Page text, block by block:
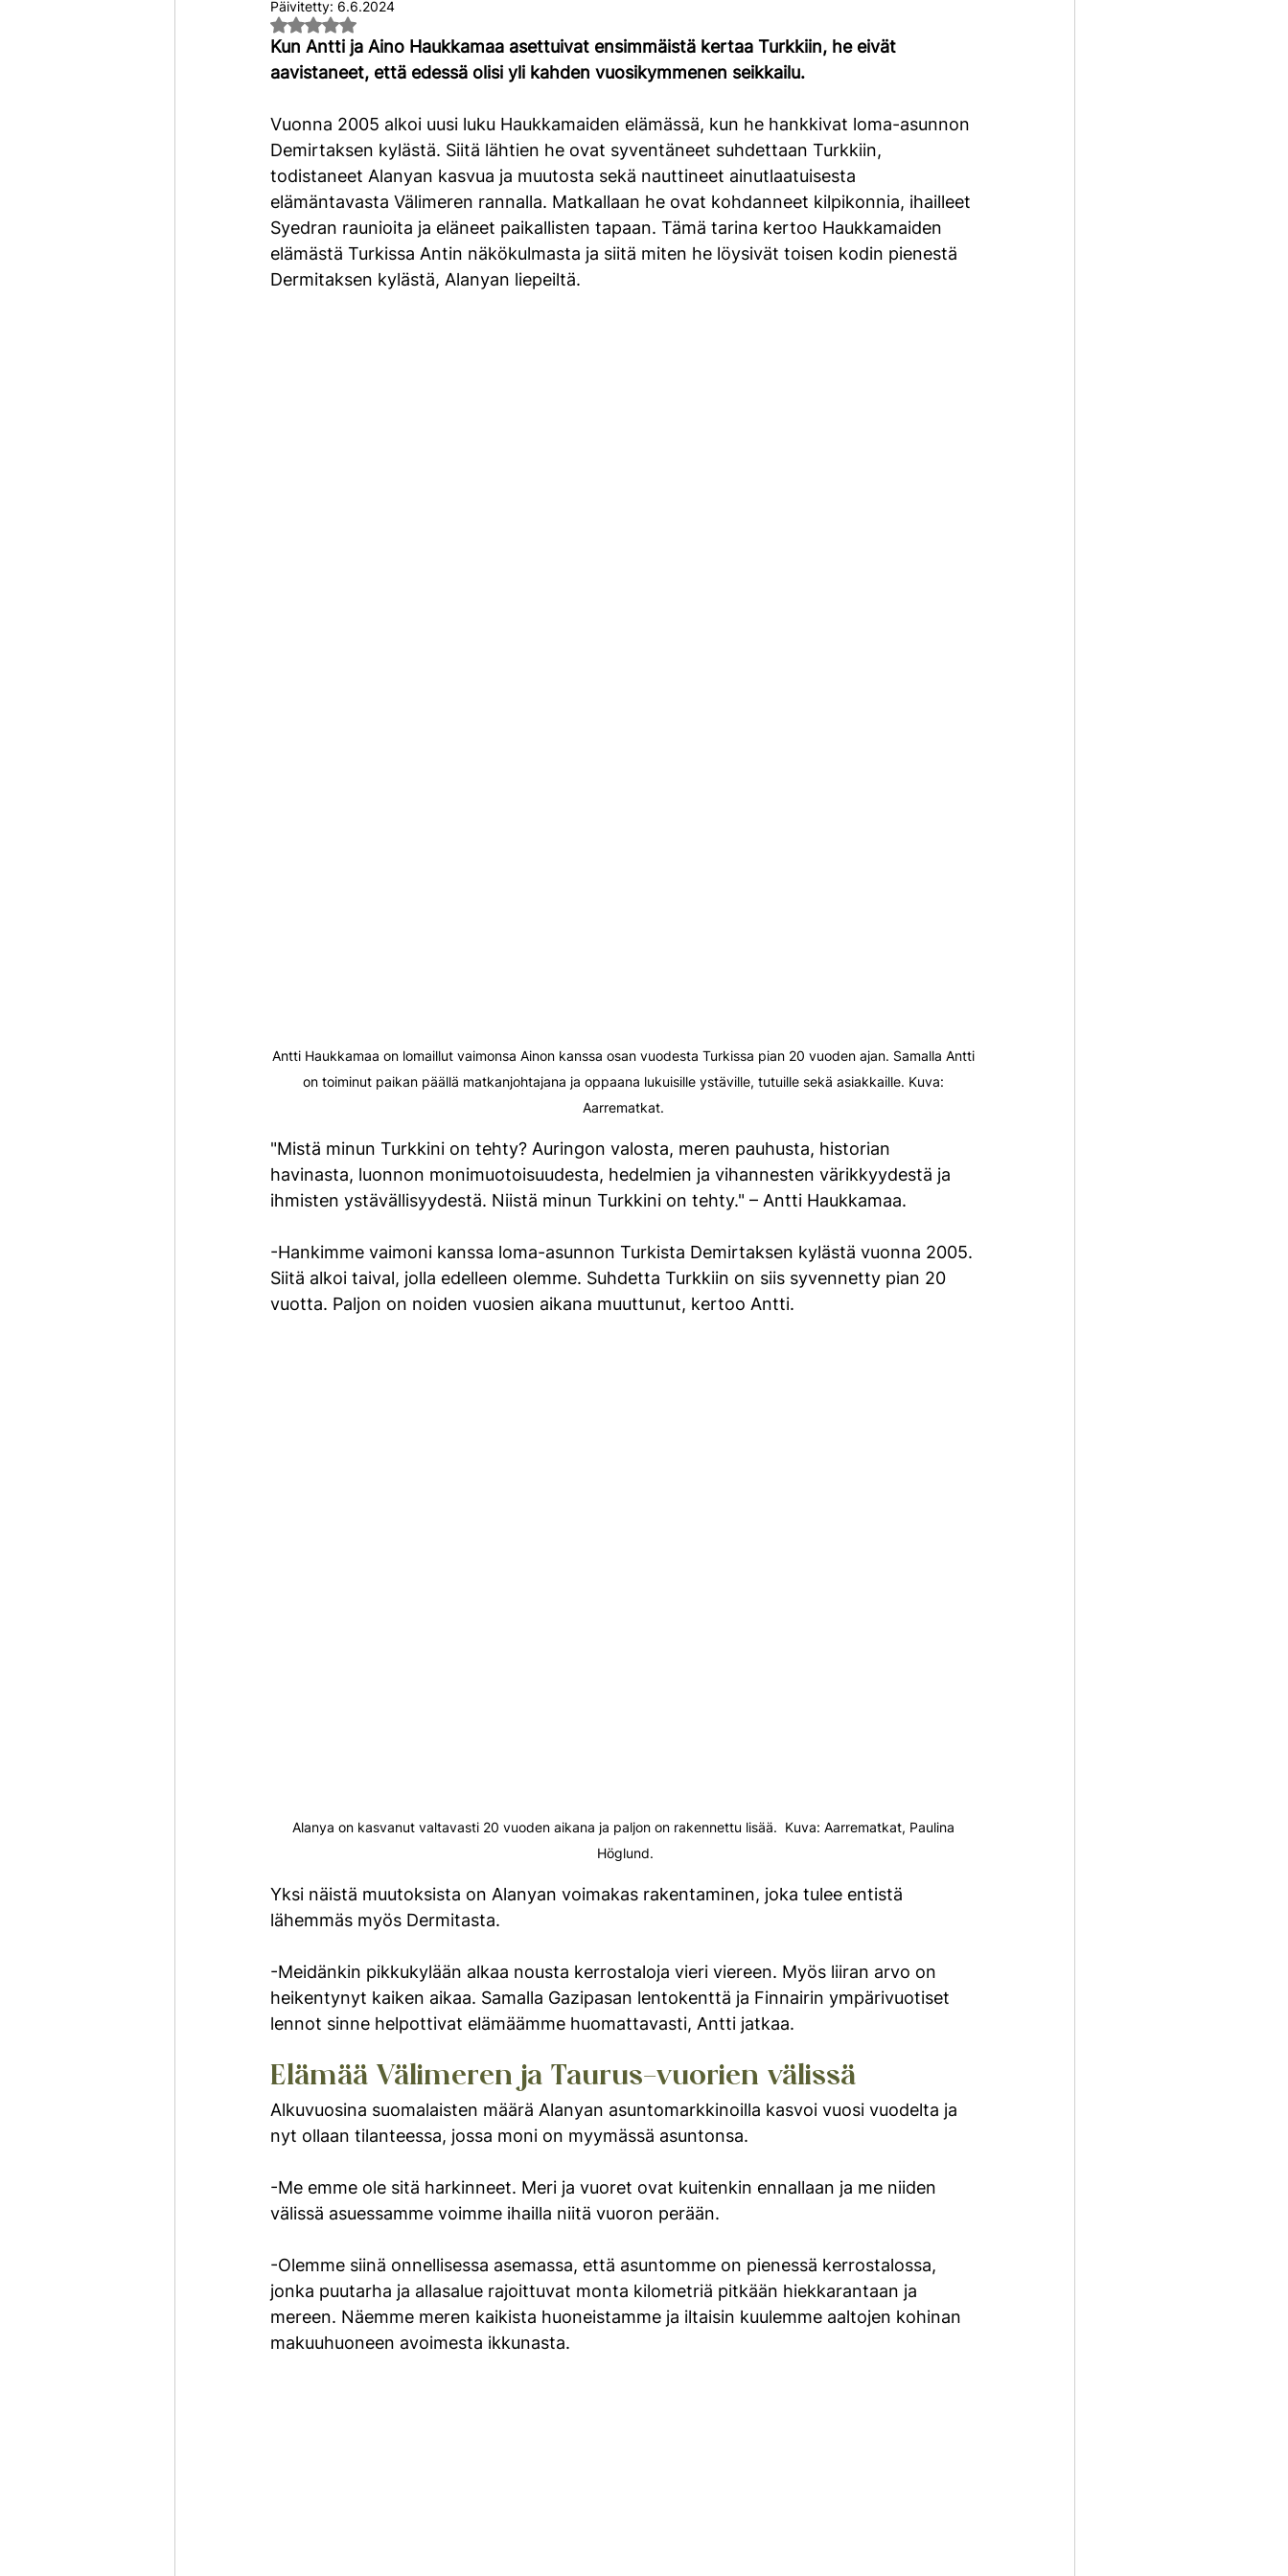
Päivitetty: 6.6.2024
Arvostelun tähtimäärä: epäluku/5
Kun Antti ja Aino Haukkamaa asettuivat ensimmäistä kertaa Turkkiin, he eivät
aavistaneet, että edessä olisi yli kahden vuosikymmenen seikkailu.
Vuonna 2005 alkoi uusi luku Haukkamaiden elämässä, kun he hankkivat loma-asunnon
Demirtaksen kylästä. Siitä lähtien he ovat syventäneet suhdettaan Turkkiin,
todistaneet Alanyan kasvua ja muutosta sekä nauttineet ainutlaatuisesta
elämäntavasta Välimeren rannalla. Matkallaan he ovat kohdanneet kilpikonnia, ihailleet
Syedran raunioita ja eläneet paikallisten tapaan. Tämä tarina kertoo Haukkamaiden
elämästä Turkissa Antin näkökulmasta ja siitä miten he löysivät toisen kodin pienestä
Dermitaksen kylästä, Alanyan liepeiltä.
Antti Haukkamaa on lomaillut vaimonsa Ainon kanssa osan vuodesta Turkissa pian 20 vuoden ajan. Samalla Antti
on toiminut paikan päällä matkanjohtajana ja oppaana lukuisille ystäville, tutuille sekä asiakkaille. Kuva:
Aarrematkat.
"Mistä minun Turkkini on tehty? Auringon valosta, meren pauhusta, historian
havinasta, luonnon monimuotoisuudesta, hedelmien ja vihannesten värikkyydestä ja
ihmisten ystävällisyydestä. Niistä minun Turkkini on tehty." – Antti Haukkamaa.
-Hankimme vaimoni kanssa loma-asunnon Turkista Demirtaksen kylästä vuonna 2005.
Siitä alkoi taival, jolla edelleen olemme. Suhdetta Turkkiin on siis syvennetty pian 20
vuotta. Paljon on noiden vuosien aikana muuttunut, kertoo Antti.
Alanya on kasvanut valtavasti 20 vuoden aikana ja paljon on rakennettu lisää.  Kuva: Aarrematkat, Paulina
Höglund.
Yksi näistä muutoksista on Alanyan voimakas rakentaminen, joka tulee entistä
lähemmäs myös Dermitasta.
-Meidänkin pikkukylään alkaa nousta kerrostaloja vieri viereen. Myös liiran arvo on
heikentynyt kaiken aikaa. Samalla Gazipasan lentokenttä ja Finnairin ympärivuotiset
lennot sinne helpottivat elämäämme huomattavasti, Antti jatkaa.
Elämää Välimeren ja Taurus-vuorien välissä
Alkuvuosina suomalaisten määrä Alanyan asuntomarkkinoilla kasvoi vuosi vuodelta ja
nyt ollaan tilanteessa, jossa moni on myymässä asuntonsa.
-Me emme ole sitä harkinneet. Meri ja vuoret ovat kuitenkin ennallaan ja me niiden
välissä asuessamme voimme ihailla niitä vuoron perään.
-Olemme siinä onnellisessa asemassa, että asuntomme on pienessä kerrostalossa,
jonka puutarha ja allasalue rajoittuvat monta kilometriä pitkään hiekkarantaan ja
mereen. Näemme meren kaikista huoneistamme ja iltaisin kuulemme aaltojen kohinan
makuuhuoneen avoimesta ikkunasta.